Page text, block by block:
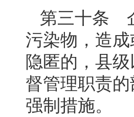
第三十条
污染物，造
隐匿的，县
督管理职责
强制措施。